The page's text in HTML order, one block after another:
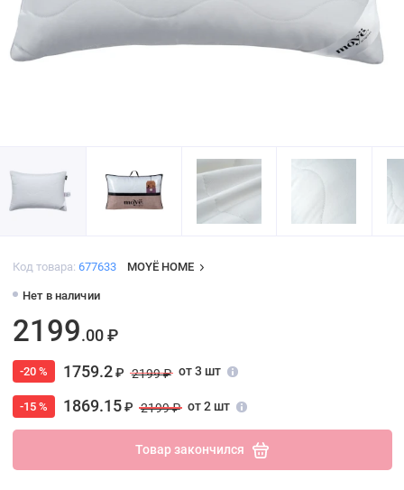
Код товара: 677633 MOYЁ HOME
Нет в наличии
2199.00 ₽
-20 % 1759.2₽ 2199 ₽ от 3 шт
-15 % 1869.15₽ 2199 ₽ от 2 шт
Товар закончился